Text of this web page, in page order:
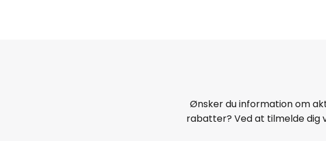
Ønsker du information om
rabatter? Ved at tilmelde dig